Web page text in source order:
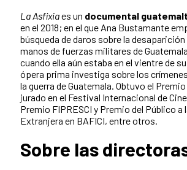
La Asfixiaes un documental
en el 2018; en el que Ana Bustamante
búsqueda de daros sobre la desaparición
manos de fuerzas militares de
cuando ella aún estaba en el vientre de
ópera prima investiga sobre los
la guerra de Guatemala. Obtuvo el
jurado en el Festival Internacional de
Premio FIPRESCI y Premio del Público a
Extranjera en BAFICI, entre otros.
Sobre las